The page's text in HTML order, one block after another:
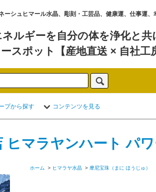
シュヒマール水晶、彫刻・工芸品、健康運、仕事
ルギーを自分の体を浄化と
ースポット【産地直送 × 自社工
プから探す コンテンツを見る
ヒマラヤンハート パ
ホーム > ヒマラヤ水晶 > 摩尼宝珠（まに ほうじゅ）